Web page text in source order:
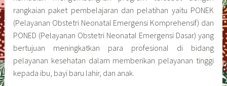
rangkaian paket pembelajaran dan pelatihan yaitu PONEK
(Pelayanan Obstetri Neonatal Emergensi Komprehensif) dan
PONED (Pelayanan Obstetri Neonatal Emergensi Dasar) yang
bertujuan meningkatkan para profesional di bidang
pelayanan kesehatan dalam memberikan pelayanan tinggi
kepada ibu, bayi baru lahir, dan anak.